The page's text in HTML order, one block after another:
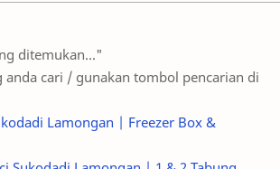
ditemukan..."
cari / gunakan tombol pencarian di
Lamongan | Freezer Box &